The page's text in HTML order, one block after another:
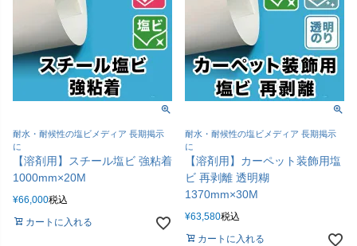
耐水・耐候性の塩ビメディア 長期掲示
に
【溶剤用】スチール塩ビ 強粘着
1000mm×20M
¥66,000税込
カートに入れる
耐水・耐候性の塩ビメディア 長期掲示
に
【溶剤用】カーペット装飾用塩
ビ 再剥離 透明糊
1370mm×30M
¥63,580税込
カートに入れる